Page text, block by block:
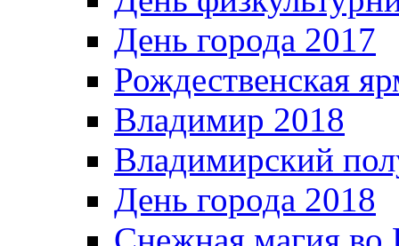
День города 2017
Рождественская
Владимир 2018
Владимирский
День города 2018